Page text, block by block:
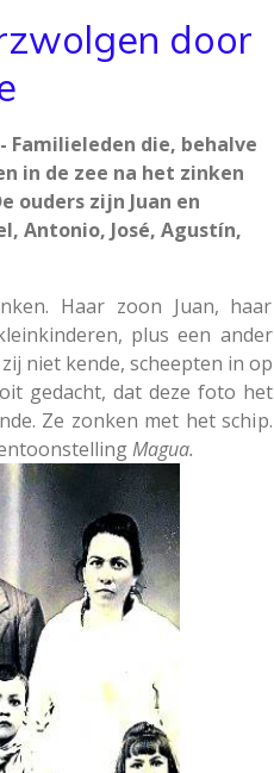
door
- Familieleden die, behalve
in de zee na het zinken
ouders zijn Juan en
Antonio, José, Agustín,
Haar zoon Juan, haar
plus een ander
niet kende, scheepten in op
gedacht, dat deze foto het
Ze zonken met het schip.
Magua.